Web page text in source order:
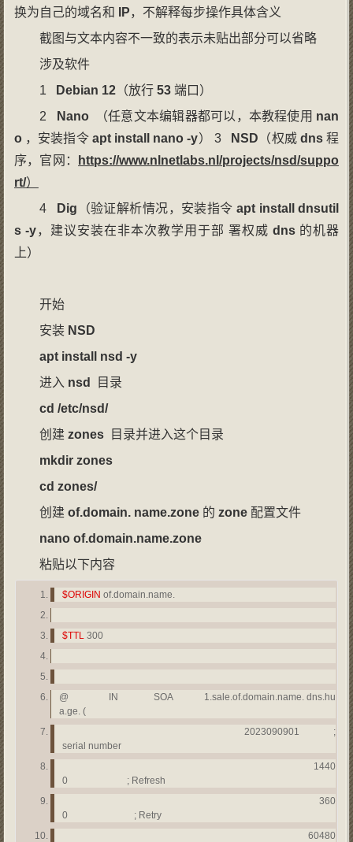
换为自己的域名和
IP，不解释每步操作具体含义
截图与文本内容不一致的表示未贴出部分可以省略
涉及软件
1
Debian 12（放行 53 端口）
2
Nano （任意文本编辑器都可以，本教程使用 nan
o ，安装指令 apt install nano -y） 3 NSD （权威 dns 程
序，官网：
https://www.nlnetlabs.nl/projects/nsd/suppo
rt/）
4
Dig （验证解析情况，安装指令apt install
dnsutil
s-y，建议安装在非本次教学用于部 署权威dns 的机器
上）
开始
安装 NSD
apt install nsd -y
进入 nsd
目录
cd /etc/nsd/
创建 zones
目录并进入这个目录
mkdir zones
cd zones/
创建 of.domain. name.zone 的 zone 配置文件
nano of.domain.name.zone
粘贴以下内容
$ORIGIN of.domain.name.
$TTL300
@ IN SOA 1.sale.of.domain.name. dns.hu
a.ge. (
2023090901 ;
serial number
1440
0 ; Refresh
360
0 ; Retry
60480